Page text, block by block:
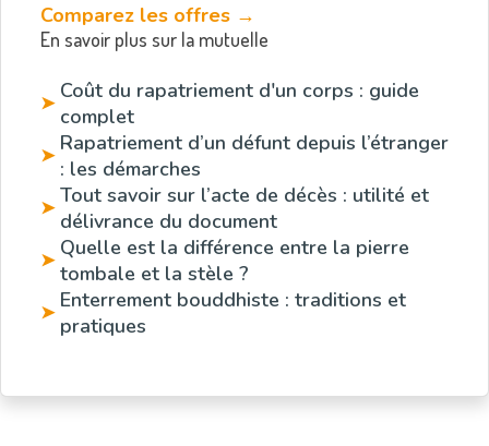
Comparez les offres →
En savoir plus sur la mutuelle
➤ Coût du rapatriement d'un corps : guide
complet
➤ Rapatriement d’un défunt depuis l’étranger
: les démarches
➤ Tout savoir sur l’acte de décès : utilité et
délivrance du document
➤ Quelle est la différence entre la pierre
tombale et la stèle ?
➤ Enterrement bouddhiste : traditions et
pratiques